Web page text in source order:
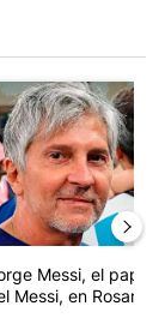
busca
de tendencia con
Messi, el papá
Messi, en Rosario